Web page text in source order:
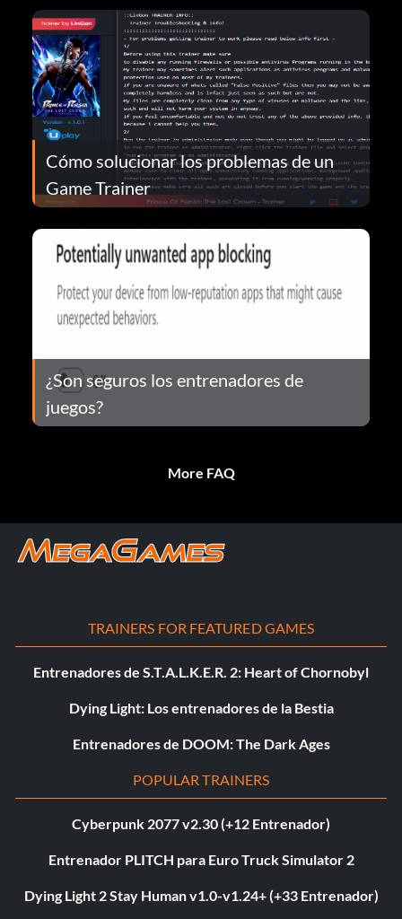
Cómo solucionar los problemas de un
Game Trainer
¿Son seguros los entrenadores de
juegos?
More FAQ
TRAINERS FOR FEATURED GAMES
Entrenadores de S.T.A.L.K.E.R. 2: Heart of Chornobyl
Dying Light: Los entrenadores de la Bestia
Entrenadores de DOOM: The Dark Ages
POPULAR TRAINERS
Cyberpunk 2077 v2.30 (+12 Entrenador)
Entrenador PLITCH para Euro Truck Simulator 2
Dying Light 2 Stay Human v1.0-v1.24+ (+33 Entrenador)